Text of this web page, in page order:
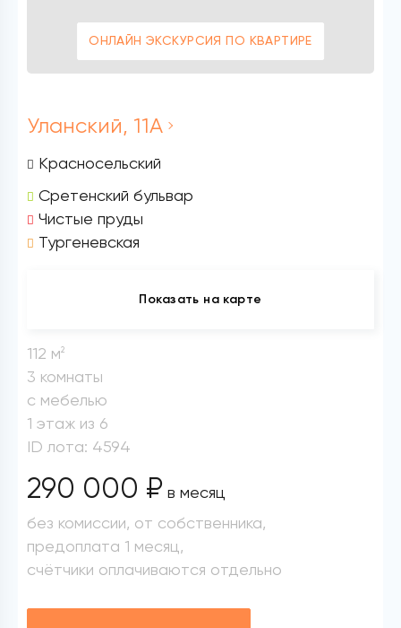
ОНЛАЙН ЭКСКУРСИЯ ПО КВАРТИРЕ
Уланский, 11А
Красносельский
Сретенский бульвар
Чистые пруды
Тургеневская
Показать на карте
112 м2
3 комнаты
с мебелью
1 этаж из 6
ID лота: 4594
290 000 ₽ в месяц
без комиссии, от собственника,
предоплата 1 месяц,
счётчики оплачиваются отдельно